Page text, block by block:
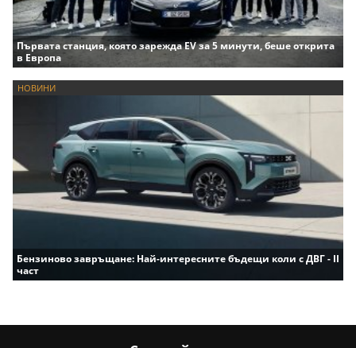
Първата станция, която зарежда EV за 5 минути, беше открита
в Европа
НОВИНИ
Бензиново завръщане: Най-интересните бъдещи коли с ДВГ - II
част